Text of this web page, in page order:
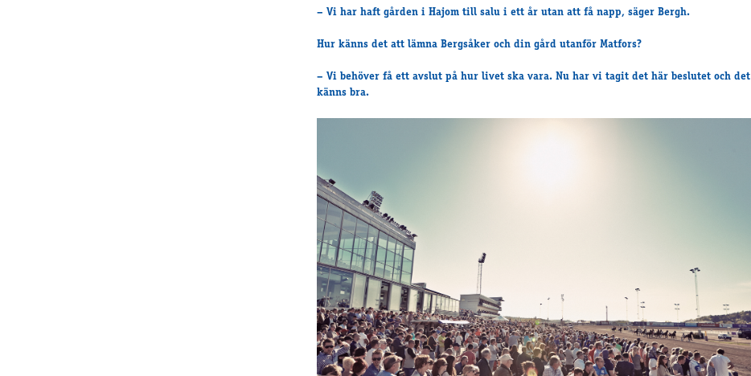
– Vi har haft gården i Hajom till salu i ett år utan att få napp, säger Bergh.
Hur känns det att lämna Bergsåker och din gård utanför Matfors?
– Vi behöver få ett avslut på hur livet ska vara. Nu har vi tagit det här beslutet och det
känns bra.